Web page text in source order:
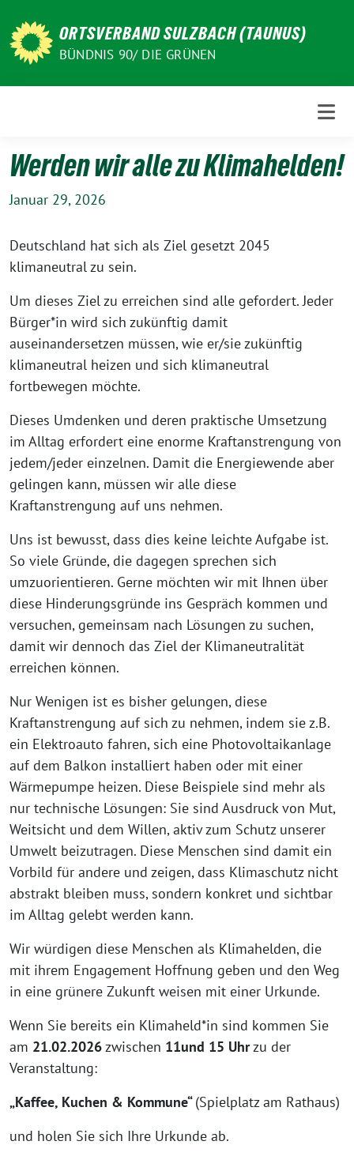
zum
Inhalt
ORTSVERBAND SULZBACH (TAUNUS)
BÜNDNIS 90/ DIE GRÜNEN
Werden wir alle zu Klimahelden!
Januar 29, 2026
Deutschland hat sich als Ziel gesetzt 2045
klimaneutral zu sein.
Um dieses Ziel zu erreichen sind alle gefordert. Jeder
Bürger*in wird sich zukünftig damit
auseinandersetzen müssen, wie er/sie zukünftig
klimaneutral heizen und sich klimaneutral
fortbewegen möchte.
Dieses Umdenken und deren praktische Umsetzung
im Alltag erfordert eine enorme Kraftanstrengung von
jedem/jeder einzelnen. Damit die Energiewende aber
gelingen kann, müssen wir alle diese
Kraftanstrengung auf uns nehmen.
Uns ist bewusst, dass dies keine leichte Aufgabe ist.
So viele Gründe, die dagegen sprechen sich
umzuorientieren. Gerne möchten wir mit Ihnen über
diese Hinderungsgründe ins Gespräch kommen und
versuchen, gemeinsam nach Lösungen zu suchen,
damit wir dennoch das Ziel der Klimaneutralität
erreichen können.
Nur Wenigen ist es bisher gelungen, diese
Kraftanstrengung auf sich zu nehmen, indem sie z.B.
ein Elektroauto fahren, sich eine Photovoltaikanlage
auf dem Balkon installiert haben oder mit einer
Wärmepumpe heizen. Diese Beispiele sind mehr als
nur technische Lösungen: Sie sind Ausdruck von Mut,
Weitsicht und dem Willen, aktiv zum Schutz unserer
Umwelt beizutragen. Diese Menschen sind damit ein
Vorbild für andere und zeigen, dass Klimaschutz nicht
abstrakt bleiben muss, sondern konkret und sichtbar
im Alltag gelebt werden kann.
Wir würdigen diese Menschen als Klimahelden, die
mit ihrem Engagement Hoffnung geben und den Weg
in eine grünere Zukunft weisen mit einer Urkunde.
Wenn Sie bereits ein Klimaheld*in sind kommen Sie
am 21.02.2026zwischen 11und 15 Uhrzu der
Veranstaltung:
„Kaffee, Kuchen & Kommune“(Spielplatz am Rathaus)
und holen Sie sich Ihre Urkunde ab.